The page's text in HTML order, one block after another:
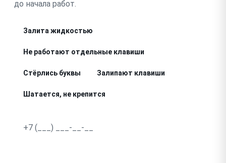
до начала работ.
Залита жидкостью
Не работают отдельные клавиши
Стёрлись буквы Залипают клавиши
Шатается, не крепится